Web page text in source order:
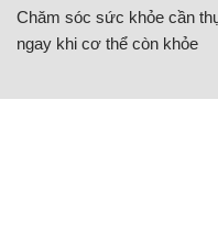
Chăm sóc sức khỏe cần
ngay khi cơ thể còn khỏe